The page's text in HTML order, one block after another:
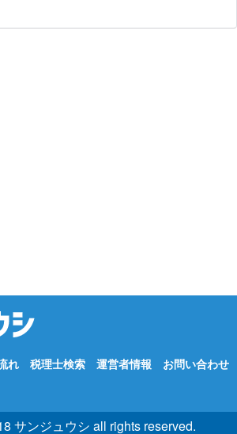
れ 税理士検索 運営者情報 お問い合わせ
サンジュウシ all rights reserved.